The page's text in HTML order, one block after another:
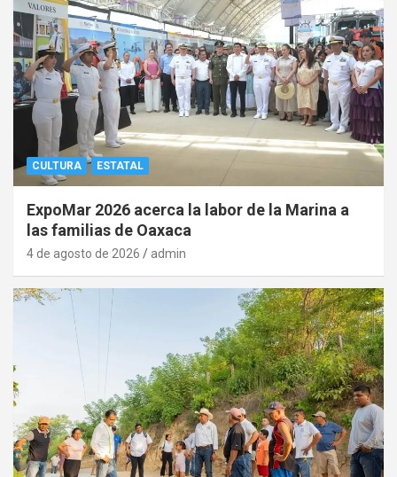
CULTURA ESTATAL
ExpoMar 2026 acerca la labor de la Marina a
las familias de Oaxaca
4 de agosto de 2026 admin